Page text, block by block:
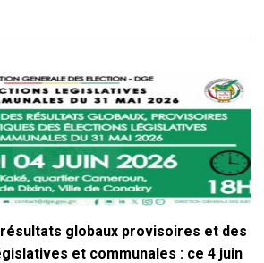
globaux provisoires et des
et communales : ce 4 juin